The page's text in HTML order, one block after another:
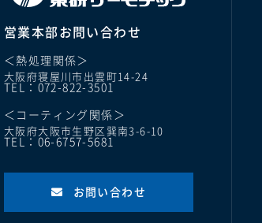
営業本部お問い合わせ
＜熱処理関係＞
大阪府寝屋川市出雲町14-24
TEL：072-822-3501
＜コーティング関係＞
大阪府大阪市生野区巽南3-6-10
TEL：06-6757-5681
お問い合わせ